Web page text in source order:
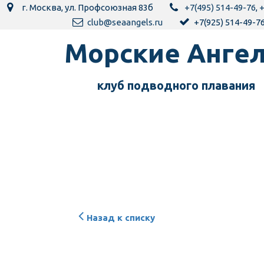
г. Москва,ул. Профсоюзная 83б +7(495) 514-49-76,
club@seaangels.ru
+7(925) 514-49-
Морск­­­­­­ие
клуб подводного пла­­вания
Назад к списку